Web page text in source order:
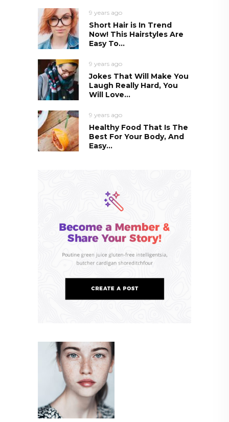
9 years ago
Short Hair is In Trend
Now! This Hairstyles Are
Easy To...
9 years ago
Jokes That Will Make You
Laugh Really Hard, You
Will Love...
9 years ago
Healthy Food That Is The
Best For Your Body, And
Easy...